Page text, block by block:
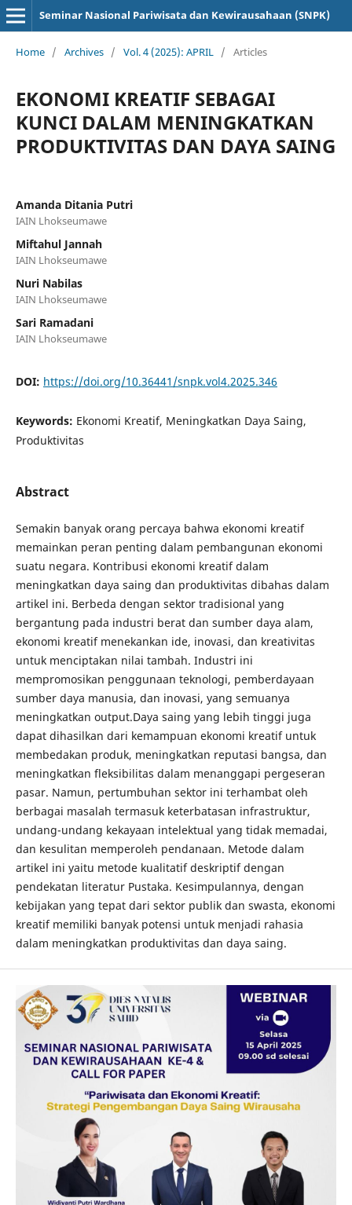
Seminar Nasional Pariwisata dan Kewirausahaan (SNPK)
Home / Archives / Vol. 4 (2025): APRIL / Articles
EKONOMI KREATIF SEBAGAI
KUNCI DALAM MENINGKATKAN
PRODUKTIVITAS DAN DAYA SAING
Amanda Ditania Putri
IAIN Lhokseumawe
Miftahul Jannah
IAIN Lhokseumawe
Nuri Nabilas
IAIN Lhokseumawe
Sari Ramadani
IAIN Lhokseumawe
DOI: https://doi.org/10.36441/snpk.vol4.2025.346
Keywords: Ekonomi Kreatif, Meningkatkan Daya Saing,
Produktivitas
Abstract
Semakin banyak orang percaya bahwa ekonomi kreatif
memainkan peran penting dalam pembangunan ekonomi
suatu negara. Kontribusi ekonomi kreatif dalam
meningkatkan daya saing dan produktivitas dibahas dalam
artikel ini. Berbeda dengan sektor tradisional yang
bergantung pada industri berat dan sumber daya alam,
ekonomi kreatif menekankan ide, inovasi, dan kreativitas
untuk menciptakan nilai tambah. Industri ini
mempromosikan penggunaan teknologi, pemberdayaan
sumber daya manusia, dan inovasi, yang semuanya
meningkatkan output.Daya saing yang lebih tinggi juga
dapat dihasilkan dari kemampuan ekonomi kreatif untuk
membedakan produk, meningkatkan reputasi bangsa, dan
meningkatkan fleksibilitas dalam menanggapi pergeseran
pasar. Namun, pertumbuhan sektor ini terhambat oleh
berbagai masalah termasuk keterbatasan infrastruktur,
undang-undang kekayaan intelektual yang tidak memadai,
dan kesulitan memperoleh pendanaan. Metode dalam
artikel ini yaitu metode kualitatif deskriptif dengan
pendekatan literatur Pustaka. Kesimpulannya, dengan
kebijakan yang tepat dari sektor publik dan swasta, ekonomi
kreatif memiliki banyak potensi untuk menjadi rahasia
dalam meningkatkan produktivitas dan daya saing.